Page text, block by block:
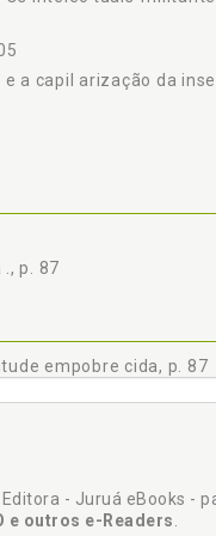
a capil arização da
p. 87
empobre cida, p. 87
de si?, p. 75
- Juruá eBooks -
e outros e-Readers.